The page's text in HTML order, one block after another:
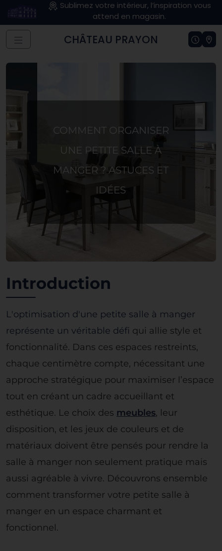
Sublimez votre intérieur, l’inspiration vous
attend en magasin.
CHÂTEAU PRAYON
COMMENT ORGANISER
UNE PETITE SALLE À
MANGER ? ASTUCES ET
IDÉES
Introduction
L'optimisation d'une petite salle à manger
représente un véritable défi qui allie style et
fonctionnalité. Dans ces espaces restreints,
chaque centimètre compte, nécessitant une
approche stratégique pour maximiser l’espace
tout en créant un cadre accueillant et
esthétique. Le choix des meubles, leur
disposition, et les jeux de couleurs et de
matériaux doivent être pensés pour rendre la
salle à manger non seulement pratique mais
aussi agréable à vivre. Découvrons ensemble
comment transformer votre petite salle à
manger en un espace charmant et
fonctionnel.